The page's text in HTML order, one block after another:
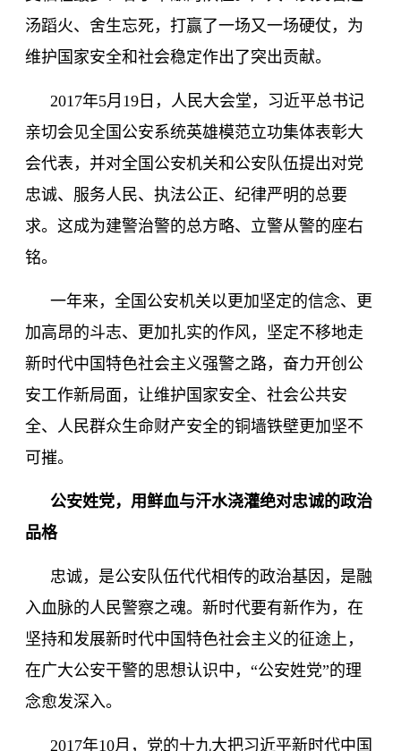
汤蹈火、舍生忘死，打赢了一场又一场硬仗，为
维护国家安全和社会稳定作出了突出贡献。
2017年5月 19 日，人民大会堂，习近平总书记
亲切会见全国公安系统英雄模范立功集体表彰大
会代表，并对全国公安机关和公安队伍提出对党
忠诚、服务人民、执法公正、纪律严明的总要
求。这成为建警治警的总方略、立警从警的座右
铭。
一年来，全国公安机关以更加坚定的信念、更
加高昂的斗志、更加扎实的作风，坚定不移地走
新时代中国特色社会主义强警之路，奋力开创公
安工作新局面，让维护国家安全、社会公共安
全、人民群众生命财产安全的铜墙铁壁更加坚不
可摧。
公安姓党，用鲜血与汗水浇灌绝对忠诚的政治
品格
忠诚，是公安队伍代代相传的政治基因，是融
入血脉的人民警察之魂。新时代要有新作为，在
坚持和发展新时代中国特色社会主义的征途上，
在广大公安干警的思想认识中， “公安姓党”的理
念愈发深入。
2017年10月，党的十九大把习近平新时代中国